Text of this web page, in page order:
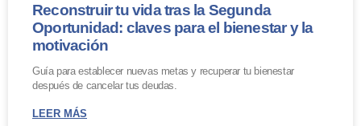
Reconstruir tu vida tras la Segunda
Oportunidad: claves para el bienestar y la
motivación
Guía para establecer nuevas metas y recuperar tu bienestar
después de cancelar tus deudas.
LEER MÁS